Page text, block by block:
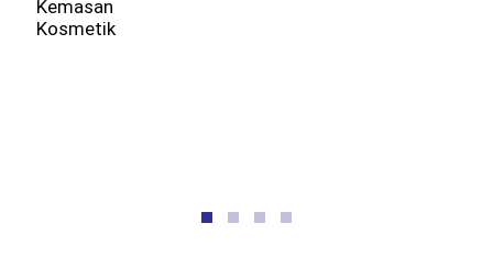
Kemasan
Kosmetik